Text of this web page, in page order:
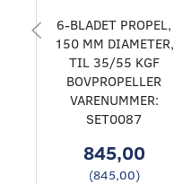
6-BLADET PROPEL,
150 MM DIAMETER,
TIL 35/55 KGF
BOVPROPELLER
VARENUMMER:
SET0087
845,00
(845,00)